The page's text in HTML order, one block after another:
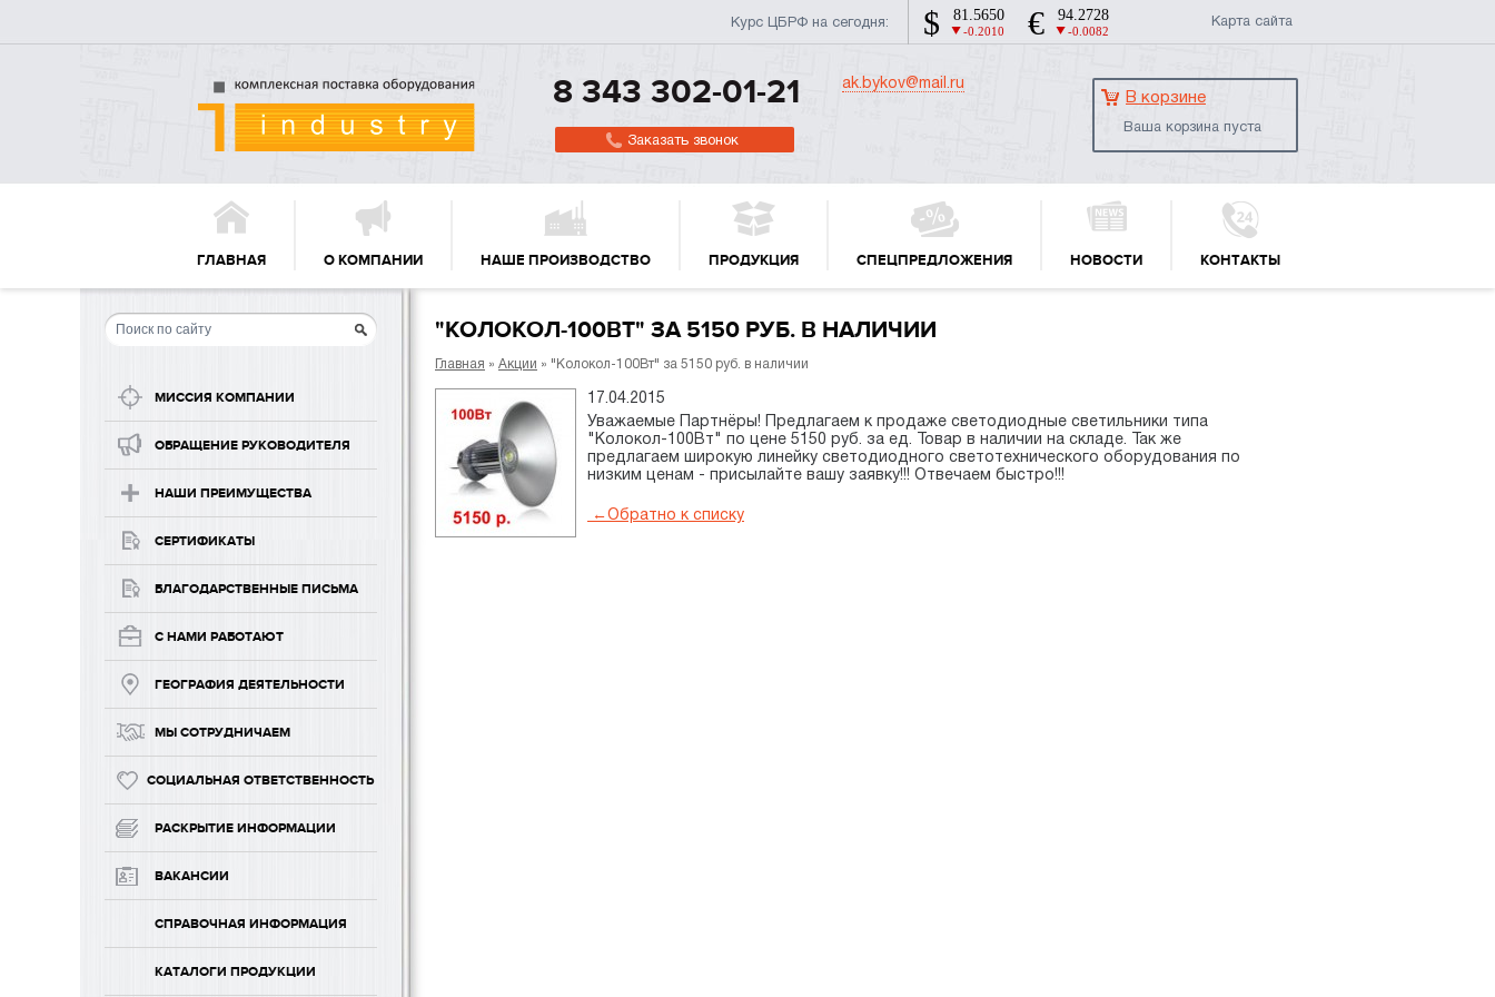
Курс ЦБРФ на сегодня: Карта сайта
8 343 302-01-21
Заказать звонок
ak.bykov@mail.ru
В корзине
Ваша корзина пуста
ГЛАВНАЯ О КОМПАНИИ НАШЕ ПРОИЗВОДСТВО ПРОДУКЦИЯ СПЕЦПРЕДЛОЖЕНИЯ НОВОСТИ КОНТАКТЫ
МИССИЯ КОМПАНИИ
ОБРАЩЕНИЕ РУКОВОДИТЕЛЯ
НАШИ ПРЕИМУЩЕСТВА
СЕРТИФИКАТЫ
БЛАГОДАРСТВЕННЫЕ ПИСЬМА
С НАМИ РАБОТАЮТ
ГЕОГРАФИЯ ДЕЯТЕЛЬНОСТИ
МЫ СОТРУДНИЧАЕМ
СОЦИАЛЬНАЯ ОТВЕТСТВЕННОСТЬ
РАСКРЫТИЕ ИНФОРМАЦИИ
ВАКАНСИИ
СПРАВОЧНАЯ ИНФОРМАЦИЯ
КАТАЛОГИ ПРОДУКЦИИ
"КОЛОКОЛ-100ВТ" ЗА 5150 РУБ. В НАЛИЧИИ
Главная » Акции » "Колокол-100Вт" за 5150 руб. в наличии
17.04.2015
Уважаемые Партнёры! Предлагаем к продаже светодиодные светильники типа
"Колокол-100Вт" по цене 5150 руб. за ед. Товар в наличии на складе. Так же
предлагаем широкую линейку светодиодного светотехнического оборудования по
низким ценам - присылайте вашу заявку!!! Отвечаем быстро!!!
←Обратно к списку